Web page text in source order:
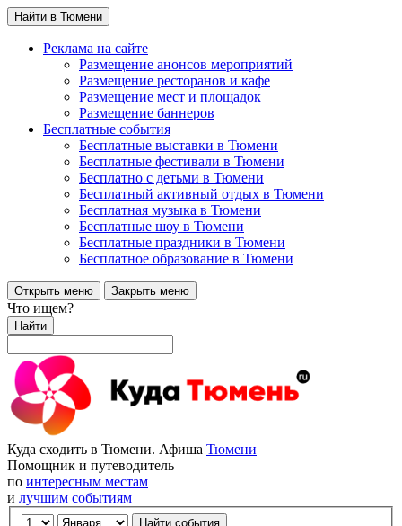
Найти в Тюмени
Реклама на сайте
Размещение анонсов мероприятий
Размещение ресторанов и кафе
Размещение мест и площадок
Размещение баннеров
Бесплатные события
Бесплатные выставки в Тюмени
Бесплатные фестивали в Тюмени
Бесплатно с детьми в Тюмени
Бесплатный активный отдых в Тюмени
Бесплатная музыка в Тюмени
Бесплатные шоу в Тюмени
Бесплатные праздники в Тюмени
Бесплатное образование в Тюмени
Открыть меню Закрыть меню
Что ищем?
Найти
Куда сходить в Тюмени. Афиша Тюмени
Помощник и путеводитель
по интересным местам
и лучшим событиям